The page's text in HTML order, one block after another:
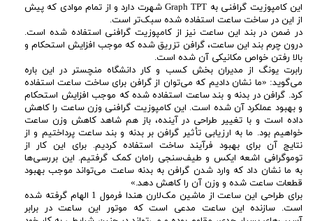
این کامپوزیت گرافنی به Graph TPT شهرت دارد و از تمام موادی که پیش
از این در ساخت ساعت استفاده شده سبک‌تر است.
در ضمن در بند این ساعت نیز از کامپوزیت گرافنی استفاده شده است.
درون چرم بند این ساعت، گرافن تزریق شده که موجب افزایش استحکام و
بالا رفتن خواص مکانیکی آن شده است.
رابرت یونگ از مدیران بخش کسب و کار دانشگاه منچستر در این باره
می‌گوید: «ما نشان دادیم که می‌توان از گرافن برای ساخت ساعت استفاده
کرد. گرافن در بدنه و بند ساعت استفاده شده که موجب افزایش استحکام
و بهبود عملکرد آن شده است. این کامپوزیت گرافنی وزن ساعت را کاهش
داده است و با تغییر طراحی در آینده، باز هم شاهد کاهش وزن ساعت
خواهیم بود. ما به ارزیابی تأثیر گرافن بر بدنه و بند ساعت پرداختیم و از
نتایج آن برای بهبود فرآیند ساخت استفاده کردیم. برای این کار از
توموگرافی اشعه ایکس و طیف‌سنجی رامان کمک گرفتیم. این بررسی‌ها
به ما نشان داد که وارد شدن گرافن به بدنه ساعت می‌تواند موجب بهبود
قطعات ساعت شده و وزن آن را کاهش دهد.»
برای طراحی این ساعت از ماشین مک‌لارن هندا فرمول 1 الهام گرفته شده
است. سازنده این ساعت مدعی است که موتور این ساعت در برابر